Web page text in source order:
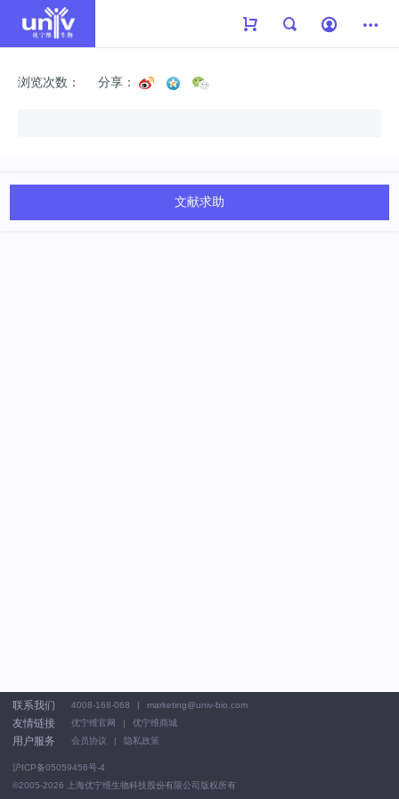
浏览次数： 分享：
文献求助
联系我们 4008-168-068 marketing@univ-bio.com
友情链接 优宁维官网 优宁维商城
用户服务 会员协议 隐私政策
沪ICP备05059456号-4
©2005-2026 上海优宁维生物科技股份有限公司版权所有